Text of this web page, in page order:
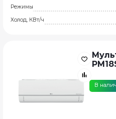
Режимы
Холод, КВт/ч
В